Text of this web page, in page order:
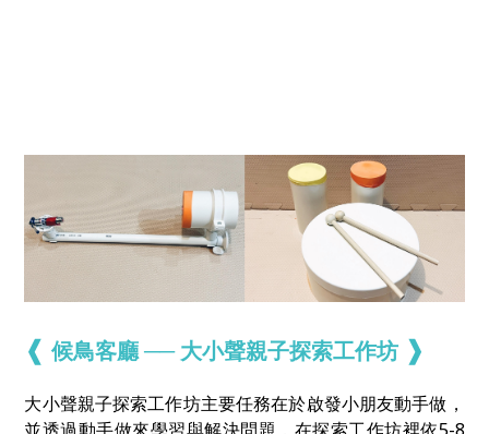
❰ 候鳥客廳 ── 大小聲親子探索工作坊 ❱
大小聲親子探索工作坊主要任務在於啟發小朋友動手做，